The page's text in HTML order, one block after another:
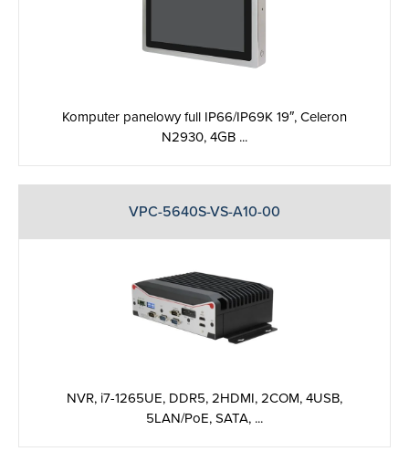
Komputer panelowy full IP66/IP69K 19″, Celeron
N2930, 4GB ...
VPC-5640S-VS-A10-00
‎NVR, i7-1265UE, DDR5, 2HDMI, 2COM, 4USB,
5LAN/PoE, SATA, ...